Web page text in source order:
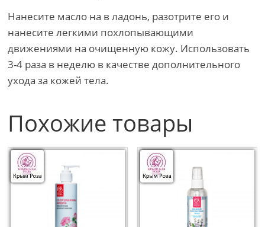
Нанесите масло на в ладонь, разотрите его и
нанесите легкими похлопывающими
движениями на очищенную кожу. Использовать
3-4 раза в неделю в качестве дополнительного
ухода за кожей тела.
Похожие товары